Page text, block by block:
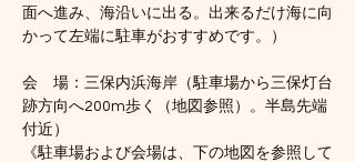
面へ進み、海沿いに出る。出来るだけ海に向
かって左端に駐車がおすすめです。）
会　場：三保内浜海岸（駐車場から三保灯台
跡方向へ200m歩く（地図参照）。半島先端
付近）
《駐車場および会場は、下の地図を参照して